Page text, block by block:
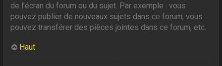
de l’écran du forum ou du sujet. Par exemple : vous
pouvez publier de nouveaux sujets dans ce forum, vous
pouvez transférer des pièces jointes dans ce forum, etc.
Haut